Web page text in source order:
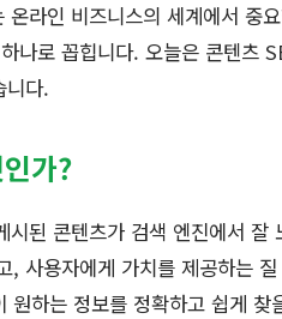
라인 비즈니스의 세계에서 중
나로 꼽힙니다. 오늘은 콘텐츠
니다.
가?
시된 콘텐츠가 검색 엔진에서
, 사용자에게 가치를 제공하는
원하는 정보를 정확하고 쉽게